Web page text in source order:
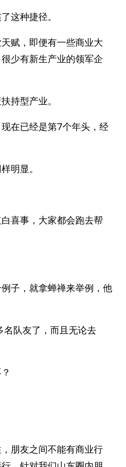
这种捷径。
赋，即便有一些商业大
少有新生产业的领军企
持型产业。
在已经是第7个年头，经
明显。
喜事，大家都会跑去帮
子，就拿蝉禅来举例，他
队友了，而且无论去
朋友之间不能有商业行